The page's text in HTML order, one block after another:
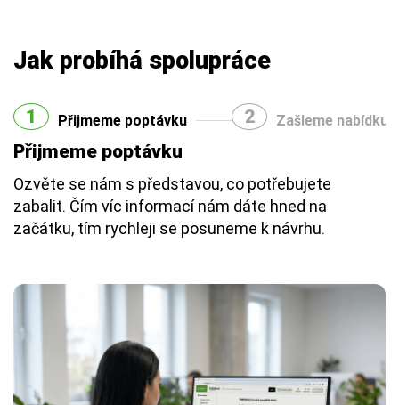
Jak probíhá spolupráce
1 Přijmeme poptávku 2 Zašleme nabídku
Přijmeme poptávku
Ozvěte se nám s představou, co potřebujete
zabalit. Čím víc informací nám dáte hned na
začátku, tím rychleji se posuneme k návrhu.